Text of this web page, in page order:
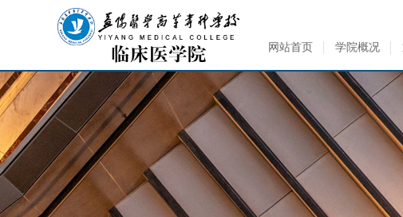
网站首页 学院概况